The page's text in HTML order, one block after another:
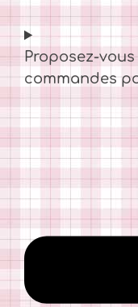
Proposez-
commandes